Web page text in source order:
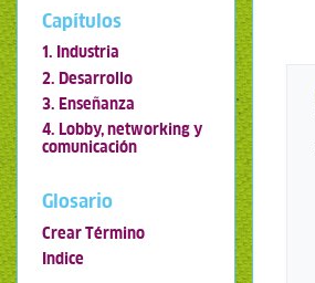
Capítulos
1. Industria
2. Desarrollo
3. Enseñanza
4. Lobby, networking y
comunicación
Glosario
Crear Término
Indice